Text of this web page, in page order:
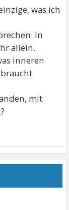
was ich
In
allein.
inneren
mit